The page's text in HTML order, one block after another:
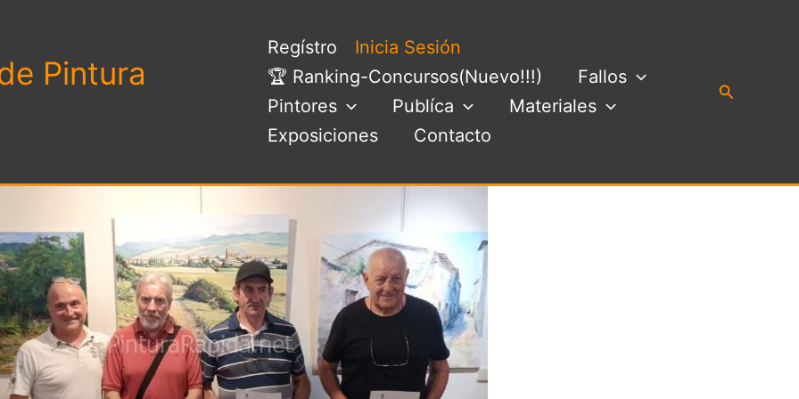
Pintura
Regístro
Inicia Sesión
🏆 Ranking-Concursos(Nuevo!!!)
Fallos
Pintores
Publíca
Materiales
Exposiciones
Contacto
Buscar